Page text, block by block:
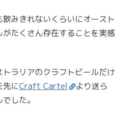
みきれないくらいにオースト
たくさん存在することを実感
ラリアのクラフトビールだけ
先にCraft Cartel
より送ら
した。